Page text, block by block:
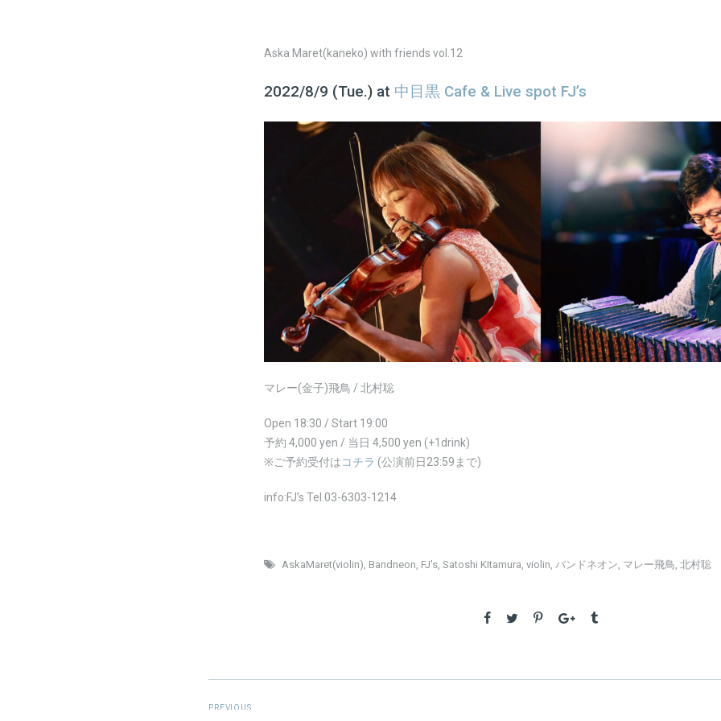
Aska Maret(kaneko) with friends vol.12
2022/8/9 (Tue.) at 中目黒 Cafe & Live spot FJ’s
マレー(金子)飛鳥 / 北村聡
Open 18:30 / Start 19:00
予約 4,000 yen / 当日 4,500 yen (+1drink)
※ご予約受付はコチラ (公演前日23:59まで)
info:FJ’s Tel.03-6303-1214
AskaMaret(violin) Bandneon FJ's ,Satoshi KItamura ,violin バンドネオン マレー飛鳥 ,北村聡
PREVIOUS